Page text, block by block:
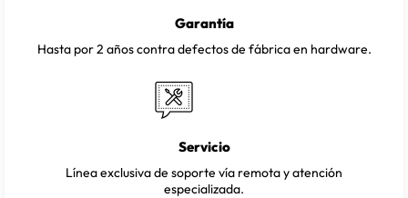
Garantía
Hasta por 2 años contra defectos de fábrica en hardware.
Servicio
Línea exclusiva de soporte vía remota y atención
especializada.